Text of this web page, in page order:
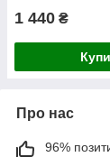
1 440 ₴
Про нас
96%